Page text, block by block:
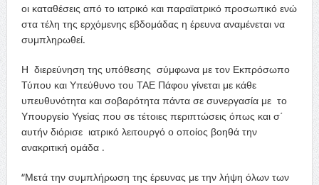
οι καταθέσεις από το ιατρικό και παραϊατρικό προσωπικό ενώ
στα τέλη της ερχόμενης εβδομάδας η έρευνα αναμένεται να
συμπληρωθεί.
Η διερεύνηση της υπόθεσης σύμφωνα με τον Εκπρόσωπο
Τύπου και Υπεύθυνο του ΤΑΕ Πάφου γίνεται με κάθε
υπευθυνότητα και σοβαρότητα πάντα σε συνεργασία με το
Υπουργείο Υγείας που σε τέτοιες περιπτώσεις όπως και σ΄
αυτήν διόρισε ιατρικό λειτουργό ο οποίος βοηθά την
ανακριτική ομάδα .
“Μετά την συμπλήρωση της έρευνας με την λήψη όλων των